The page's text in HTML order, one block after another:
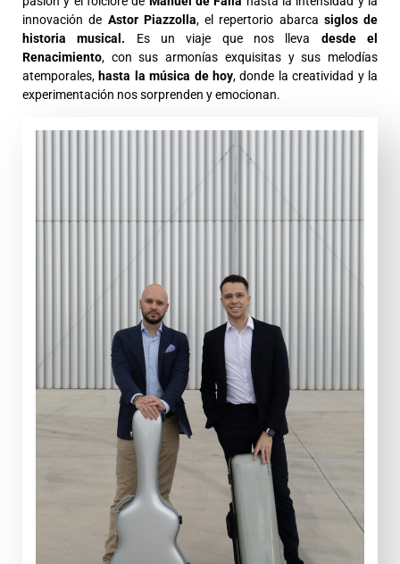
innovación de Astor Piazzolla, el repertorio abarca siglos de
historia musical. Es un viaje que nos lleva desde el
Renacimiento, con sus armonías exquisitas y sus melodías
atemporales, hasta la música de hoy, donde la creatividad y la
experimentación nos sorprenden y emocionan.